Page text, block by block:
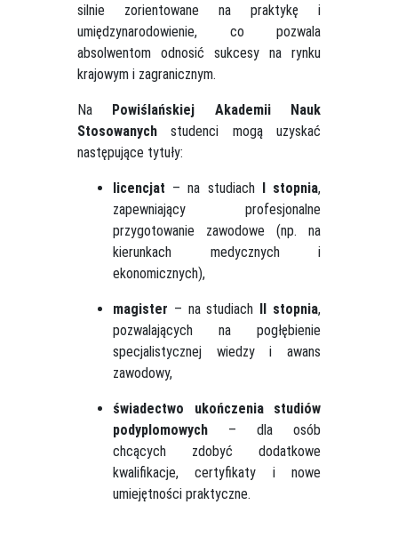
silnie zorientowane na praktykę i
umiędzynarodowienie, co pozwala
absolwentom odnosić sukcesy na rynku
krajowym i zagranicznym.
Na Powiślańskiej Akademii Nauk
Stosowanych
studenci mogą uzyskać
następujące tytuły:
licencjat – na studiach I stopnia,
zapewniający profesjonalne
przygotowanie zawodowe (np. na
kierunkach medycznych i
ekonomicznych),
magister – na studiach II stopnia,
pozwalających na pogłębienie
specjalistycznej wiedzy i awans
zawodowy,
świadectwo ukończenia studiów
podyplomowych – dla osób
chcących zdobyć dodatkowe
kwalifikacje, certyfikaty i nowe
umiejętności praktyczne.